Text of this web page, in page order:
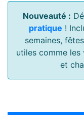
Nouveauté :
pratique !
semaines,
utiles comme les
et